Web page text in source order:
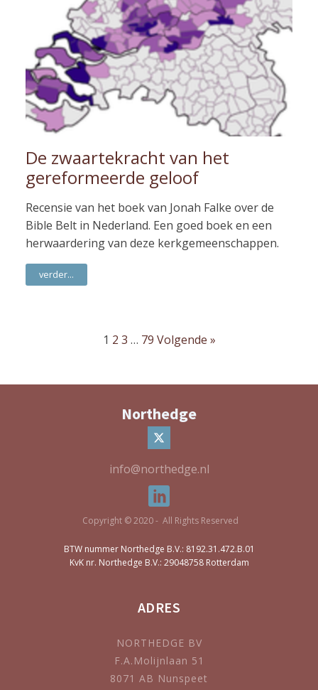
De zwaartekracht van het
gereformeerde geloof
Recensie van het boek van Jonah Falke over de
Bible Belt in Nederland. Een goed boek en een
herwaardering van deze kerkgemeenschappen.
verder...
1 2 3 … 79 Volgende »
Northedge
info@northedge.nl
Copyright © 2020 - All Rights Reserved
BTW nummer Northedge B.V.: 8192.31.472.B.01
KvK nr. Northedge B.V.: 29048758 Rotterdam
ADRES
NORTHEDGE BV
F.A.Molijnlaan 51
8071 AB Nunspeet